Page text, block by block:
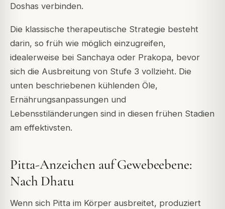
Doshas verbinden.
Die klassische therapeutische Strategie besteht
darin, so früh wie möglich einzugreifen,
idealerweise bei Sanchaya oder Prakopa, bevor
sich die Ausbreitung von Stufe 3 vollzieht. Die
unten beschriebenen kühlenden Öle,
Ernährungsanpassungen und
Lebensstiländerungen sind in diesen frühen Stadien
am effektivsten.
Pitta-Anzeichen auf Gewebeebene:
Nach Dhatu
Wenn sich Pitta im Körper ausbreitet, produziert